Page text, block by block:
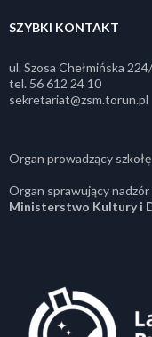
SZYBKI KONTAKT
ul. Szosa Chełmińska
tel. 56 612 24 10
sekretariat@zsm.torun.pl
Organ prowadzący
Organ sprawujący
Ministerstwo Kultury i